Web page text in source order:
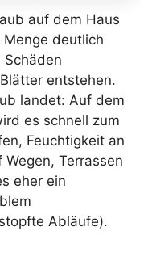
auf dem Haus
deutlich
entstehen.
landet: Auf dem
es schnell zum
Feuchtigkeit an
Terrassen
eher ein
Abläufe).